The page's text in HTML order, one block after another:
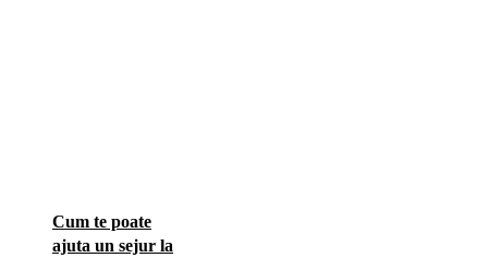
Cum te poate
ajuta un sejur la